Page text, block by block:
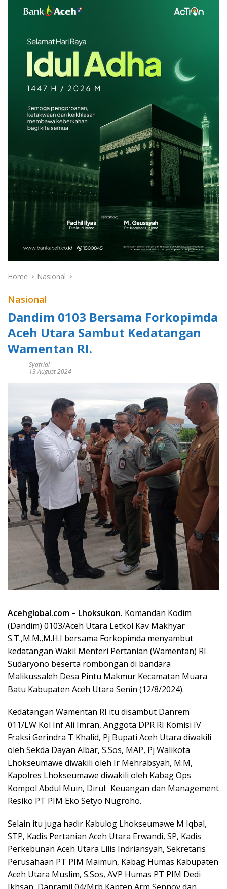
Home Nasional
Nasional
Dandim 0103 Bersama Forkopimda
Aceh Utara Sambut Kedatangan
Wamentan RI.
Syafrial
13 August 2024
Acehglobal.com – Lhoksukon. Komandan Kodim
(Dandim) 0103/Aceh Utara Letkol Kav Makhyar
S.T.,M.M.,M.H.I bersama Forkopimda menyambut
kedatangan Wakil Menteri Pertanian (Wamentan) RI
Sudaryono beserta rombongan di bandara
Malikussaleh Desa Pintu Makmur Kecamatan Muara
Batu Kabupaten Aceh Utara Senin (12/8/2024).
Kedatangan Wamentan RI itu disambut Danrem
011/LW Kol Inf Ali Imran, Anggota DPR RI Komisi IV
Fraksi Gerindra T Khalid, Pj Bupati Aceh Utara diwakili
oleh Sekda Dayan Albar, S.Sos, MAP, Pj Walikota
Lhokseumawe diwakili oleh Ir Mehrabsyah, M.M,
Kapolres Lhokseumawe diwakili oleh Kabag Ops
Kompol Abdul Muin, Dirut Keuangan dan Management
Resiko PT PIM Eko Setyo Nugroho.
Selain itu juga hadir Kabulog Lhokseumawe M Iqbal,
STP, Kadis Pertanian Aceh Utara Erwandi, SP, Kadis
Perkebunan Aceh Utara Lilis Indriansyah, Sekretaris
Perusahaan PT PIM Maimun, Kabag Humas Kabupaten
Aceh Utara Muslim, S.Sos, AVP Humas PT PIM Dedi